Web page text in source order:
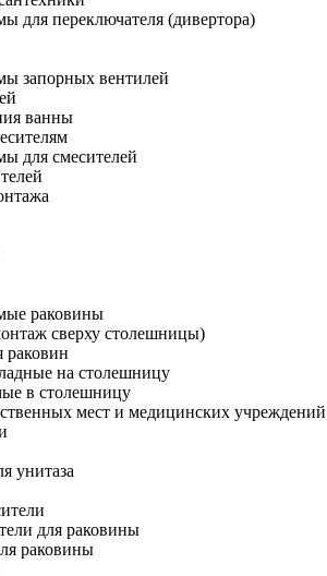
для переключателя (дивертора)
запорных вентилей
ванны
для смесителей
раковины
сверху столешницы)
на столешницу
в столешницу
мест и медицинских учреждений
унитаза
для раковины
раковины